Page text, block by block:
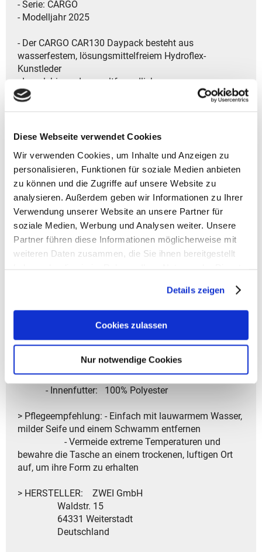
Diese Webseite verwendet Cookies
Wir verwenden Cookies, um Inhalte und Anzeigen zu
personalisieren, Funktionen für soziale Medien anbieten
zu können und die Zugriffe auf unsere Website zu
analysieren. Außerdem geben wir Informationen zu Ihrer
Verwendung unserer Website an unsere Partner für
soziale Medien, Werbung und Analysen weiter. Unsere
Partner führen diese Informationen möglicherweise mit
weiteren Daten zusammen, die Sie ihnen bereitgestellt
Details zeigen
Cookies zulassen
Nur notwendige Cookies
- Serie: CARGO
- Modelljahr 2025
- Der CARGO CAR130 Daypack besteht aus
wasserfestem, lösungsmittelfreiem Hydroflex-
Kunstleder
- Langlebig und umweltfreundlich
- Mit seinem hellen Innenfutter bietet der Rucksack eine
den CARGO CAR130 zum idealen Begleiter für den
- Geräumiges Hauptfach, sicher verschlossen mit
Überschlag und Reißverschluss
- Innen: Gepolstertes Laptopfach und zwei Fleece-
gefütterte Einsteckfächer
- Vorne: Praktische Schlaufe für ein Fahrradlicht und
ein Reißverschlussfach mit integriertem
Schlüsselhalter
- Rückseitiges Reißverschlussfach für zusätzlichen
- Ergonomisch geformte, verstellbare Tragegurte für
- Mesh-gepolsterter Rücken für extra Unterstützung
- Verstärkter Boden für Stabilität und Haltbarkeit
> Material: - Außenmaterial: 100% PU (Polyurethan)
- Innenfutter: 100% Polyester
> Pflegeempfehlung: - Einfach mit lauwarmem Wasser,
milder Seife und einem Schwamm entfernen
- Vermeide extreme Temperaturen und
bewahre die Tasche an einem trockenen, luftigen Ort
auf, um ihre Form zu erhalten
> HERSTELLER: ZWEI GmbH
Waldstr. 15
64331 Weiterstadt
Deutschland